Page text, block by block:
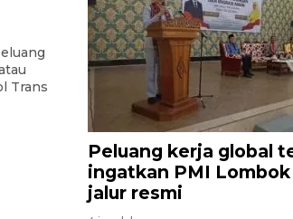
Trans
Peluang kerja global
ingatkan PMI
jalur resmi